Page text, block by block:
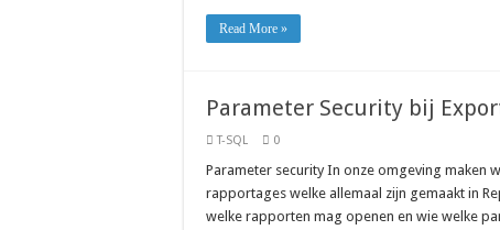
Read More »
Parameter Security bij
T-SQL 0
Parameter security In onze omgeving maken
rapportages welke allemaal zijn gemaakt in
welke rapporten mag openen en wie welke